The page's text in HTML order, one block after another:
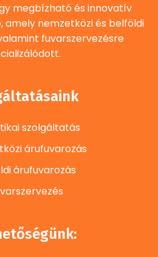
megbízható és innovatív
amely nemzetközi és belföldi
fuvarszervezésre
szolgáltatás
árufuvarozás
árufuvarozás